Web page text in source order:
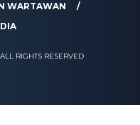
WARTAWAN
RIGHTS RESERVED